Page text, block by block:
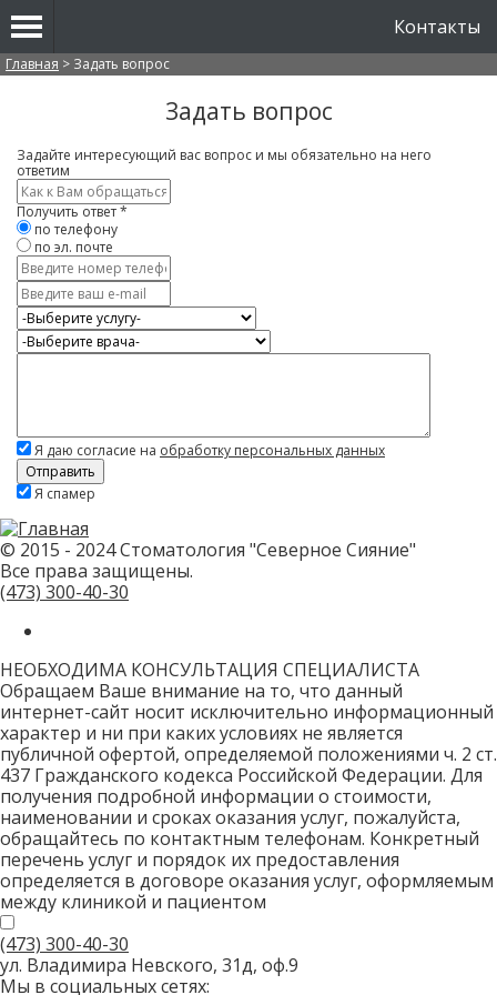
Контакты
Вы здесь
Главная > Задать вопрос
Задать вопрос
Задайте интересующий вас вопрос и мы обязательно на него
ответим
Имя
*
Получить ответ*
по телефону
по эл. почте
Контактный
телефон
E-
mail
Услуга
Врач
Вопрос
Я даю согласие на обработку персональных данных
Скажите,
не
заполняйте
это
поле.
CAPTCHA
только
роботов!
Я спамер
© 2015 - 2024 Стоматология "Северное Сияние"
Все права защищены.
(473) 300-40-30
НЕОБХОДИМА КОНСУЛЬТАЦИЯ СПЕЦИАЛИСТА
Обращаем Ваше внимание на то, что данный
интернет-сайт носит исключительно информационный
характер и ни при каких условиях не является
публичной офертой, определяемой положениями ч. 2 ст.
437 Гражданского кодекса Российской Федерации. Для
получения подробной информации о стоимости,
наименовании и сроках оказания услуг, пожалуйста,
обращайтесь по контактным телефонам. Конкретный
перечень услуг и порядок их предоставления
определяется в договоре оказания услуг, оформляемым
между клиникой и пациентом
(473) 300-40-30
ул. Владимира Невского, 31д, оф.9
Мы в социальных сетях: